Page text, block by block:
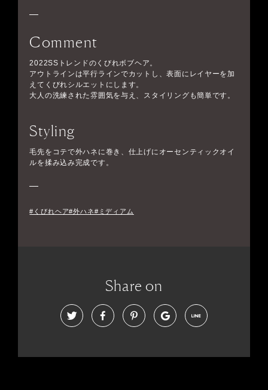
Comment
2022SSトレンドのくびれボブヘア。
アウトラインは平行ラインでカットし、表面にレイヤーを加
えてくびれシルエットにします。
大人の洗練された雰囲気を与え、スタイリングも簡単です。
Styling
毛先をコテで外ハネに巻き、仕上げにオーセンティックオイ
ルを揉み込み完成です。
#くびれヘア#外ハネ#ミディアム
Share on